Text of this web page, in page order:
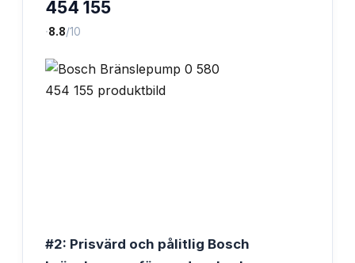
454 155
·8.8/10
#2: Prisvärd och pålitlig Bosch